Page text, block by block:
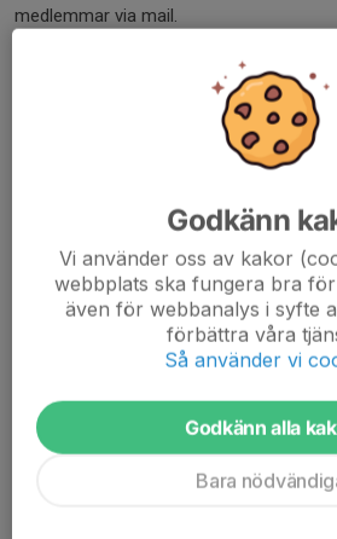
medlemmar via mail.
Vid frågor hör av dig till Rebecka
"Hyllningsvideo" från
"Brödernas fel" från årsfesten
Godkänn
Vi använder oss av kakor
webbplats ska fungera bra för
även för webbanalys i syfte
förbättra våra
Så använder vi
Godkänn alla
Bara